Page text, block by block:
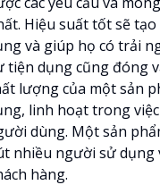
Hiệu suất tốt sẽ
và giúp họ có trải
tiện dụng cũng đóng
lượng của một sản
linh hoạt trong
dùng. Một sản
nhiều người sử dụng
hàng.